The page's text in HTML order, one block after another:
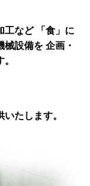
工など
「食」に
械設備を 企画・
たします。